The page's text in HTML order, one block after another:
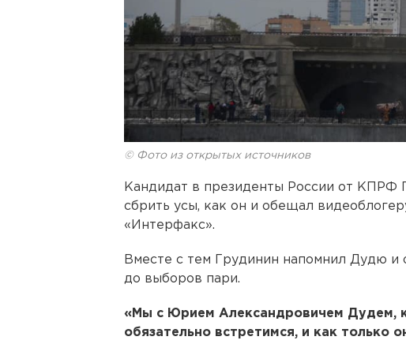
© Фото из открытых источников
Кандидат в президенты России от КПРФ
сбрить усы, как он и обещал
«Интерфакс».
Вместе с тем Грудинин напомнил Дудю и
до выборов пари.
«Мы с Юрием Александровичем Дудем,
обязательно встретимся, и как только